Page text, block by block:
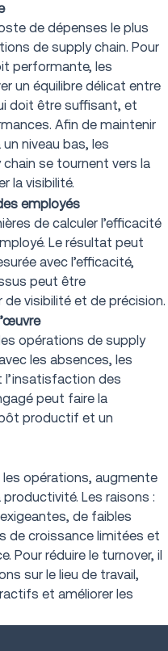
de dépenses le plus
de supply chain. Pour
performante, les
un équilibre délicat entre
doit être suffisant, et
Afin de maintenir
niveau bas, les
se tournent vers la
la visibilité.
employés
de calculer l’efficacité
Le résultat peut
avec l’efficacité,
peut être
visibilité et de précision.
opérations de supply
les absences, les
l’insatisfaction des
peut faire la
productif et un
opérations, augmente
Les raisons :
de faibles
de croissance limitées et
Pour réduire le turnover, il
sur le lieu de travail,
et améliorer les